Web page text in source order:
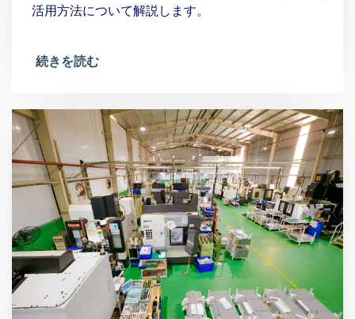
活用方法について解説します。
続きを読む